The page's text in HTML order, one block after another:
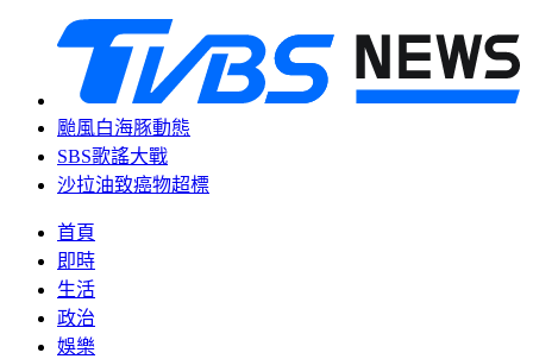
颱風白海豚動態
SBS歌謠大戰
沙拉油致癌物超標
首頁
即時
生活
政治
娛樂